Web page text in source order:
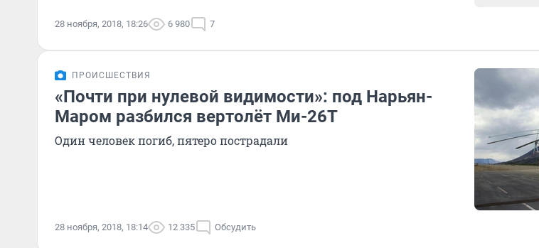
28 ноября, 2018, 18:26 6 980 7
ПРОИСШЕСТВИЯ
«Почти при нулевой видимости»: под Нарьян-
Маром разбился вертолёт Ми-26Т
Один человек погиб, пятеро пострадали
28 ноября, 2018, 18:14 12 335 Обсудить